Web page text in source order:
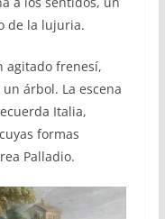
de la lujuria.
agitado frenesí,
árbol. La escena
Italia,
formas
Palladio.